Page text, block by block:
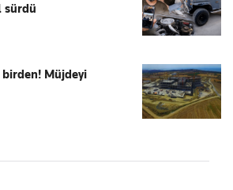
sürdü
Müjdeyi